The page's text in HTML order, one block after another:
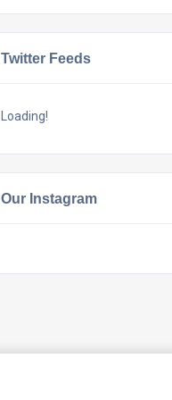
Twitter Feeds
Loading!
Our Instagram